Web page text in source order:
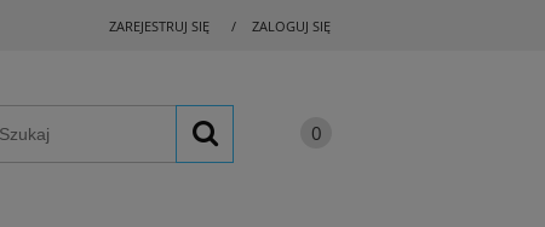
ZAREJESTRUJ SIĘ ZALOGUJ SIĘ